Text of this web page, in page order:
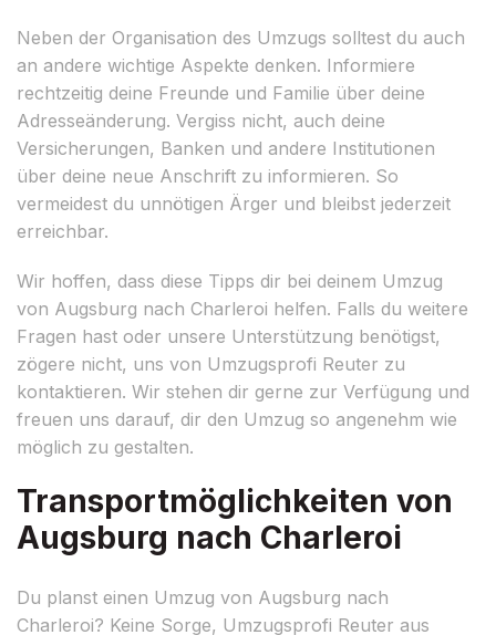
Neben der Organisation des Umzugs solltest du auch
an andere wichtige Aspekte denken. Informiere
rechtzeitig deine Freunde und Familie über deine
Adresseänderung. Vergiss nicht, auch deine
Versicherungen, Banken und andere Institutionen
über deine neue Anschrift zu informieren. So
vermeidest du unnötigen Ärger und bleibst jederzeit
erreichbar.
Wir hoffen, dass diese Tipps dir bei deinem Umzug
von Augsburg nach Charleroi helfen. Falls du weitere
Fragen hast oder unsere Unterstützung benötigst,
zögere nicht, uns von Umzugsprofi Reuter zu
kontaktieren. Wir stehen dir gerne zur Verfügung und
freuen uns darauf, dir den Umzug so angenehm wie
möglich zu gestalten.
Transportmöglichkeiten von
Augsburg nach Charleroi
Du planst einen Umzug von Augsburg nach
Charleroi? Keine Sorge, Umzugsprofi Reuter aus